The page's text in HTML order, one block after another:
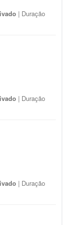
| Duração
| Duração
| Duração